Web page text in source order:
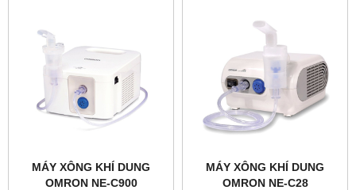
MÁY XÔNG KHÍ DUNG
OMRON NE-C900
MÁY XÔNG KHÍ DUNG
OMRON NE-C28